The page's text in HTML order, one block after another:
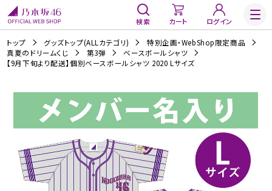
検索 カート ログイン
トップ グッズトップ(ALLカテゴリ)
特別企画・WebShop限定商品
真夏のドリームくじ
第3弾
ベースボールシャツ
【9月下旬より配送】個別ベースボールシャツ 2020 Lサイズ